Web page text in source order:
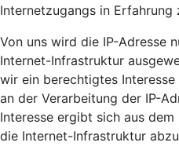
Internetzugangs in Erfahrung
Von uns wird die IP-Adresse
Internet-Infrastruktur
wir ein berechtigtes Interesse
an der Verarbeitung der IP-
Interesse ergibt sich aus
die Internet-Infrastruktur